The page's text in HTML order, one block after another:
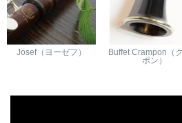
Josef（ヨーゼフ）
Buffet Crampon（
ポン）